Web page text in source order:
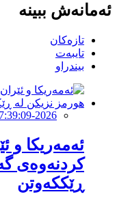
ئەمانەش ببینە
تازەکان
تایبەت
بیندراو
2026-Aug-05 17:39:09
ئەمەریكا و
كردنەوەی
ڕێككەوتن